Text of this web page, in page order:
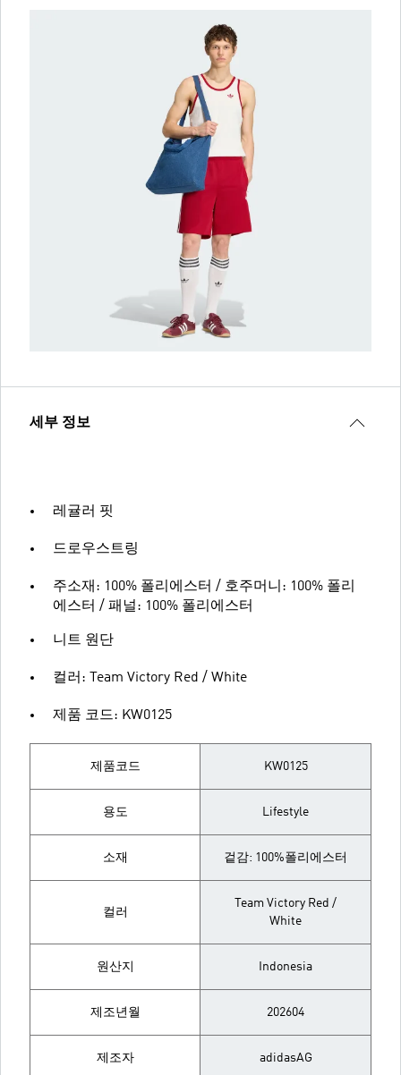
세부 정보
레귤러 핏
드로우스트링
주소재: 100% 폴리에스터 / 호주머니: 100% 폴리
에스터 / 패널: 100% 폴리에스터
니트 원단
컬러: Team Victory Red / White
제품 코드: KW0125
제품코드 KW0125
용도 Lifestyle
소재 겉감: 100%폴리에스터
컬러
Team Victory Red /
White
원산지 Indonesia
제조년월 202604
제조자 adidasAG